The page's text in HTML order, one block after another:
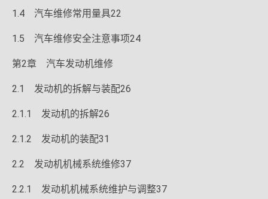
1.4 汽车维修常用量具22
1.5 汽车维修安全注意事项24
第2章 汽车发动机维修
2.1 发动机的拆解与装配26
2.1.1 发动机的拆解26
2.1.2 发动机的装配31
2.2 发动机机械系统维修37
2.2.1 发动机机械系统维护与调整37